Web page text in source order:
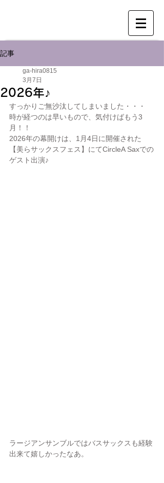
記事
2026年♪
ga-hira0815
3月7日
すっかりご無沙汰してしまいました・・・
時が経つのは早いもので、気付けばもう3
月！！
2026年の幕開けは、1月4日に開催された
【美らサックスフェス】にてCircleA Saxでの
ゲスト出演♪
ラージアンサンブルではバスサックスも経験
出来て嬉しかったなあ。